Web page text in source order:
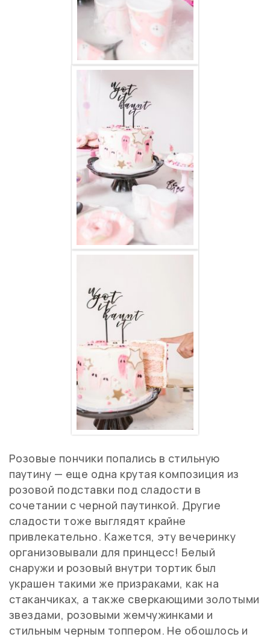
Розовые пончики попались в стильную
паутину — еще одна крутая композиция из
розовой подставки под сладости в
сочетании с черной паутинкой. Другие
сладости тоже выглядят крайне
привлекательно. Кажется, эту вечеринку
организовывали для принцесс! Белый
снаружи и розовый внутри тортик был
украшен такими же призраками, как на
стаканчиках, а также сверкающими золотыми
звездами, розовыми жемчужинками и
стильным черным топпером. Не обошлось и